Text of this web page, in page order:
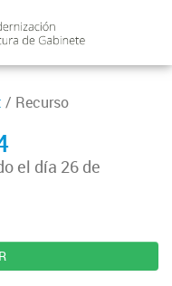
/ Recurso
el día 26 de